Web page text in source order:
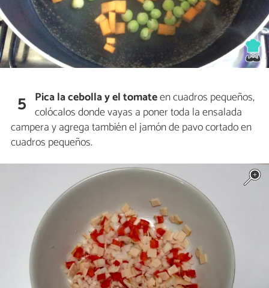
5 Pica la cebolla y el tomateen cuadros pequeños,
colócalos donde vayas a poner toda la ensalada
campera y agrega también el jamón de pavo cortado en
cuadros pequeños.